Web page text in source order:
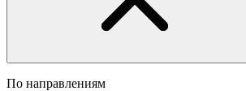
По направлениям